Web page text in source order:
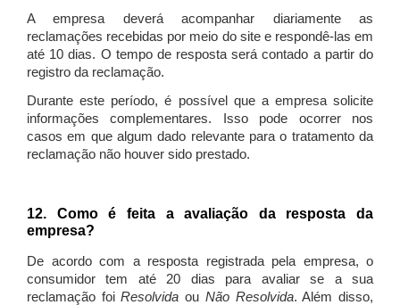
A empresa deverá acompanhar diariamente as
reclamações recebidas por meio do site e respondê-las em
até 10 dias. O tempo de resposta será contado a partir do
registro da reclamação.
Durante este período, é possível que a empresa solicite
informações complementares. Isso pode ocorrer nos
casos em que algum dado relevante para o tratamento da
reclamação não houver sido prestado.
12. Como é feita a avaliação da resposta da
empresa?
De acordo com a resposta registrada pela empresa, o
consumidor tem até 20 dias para avaliar se a sua
reclamação foiResolvida ou Não Resolvida. Além disso,